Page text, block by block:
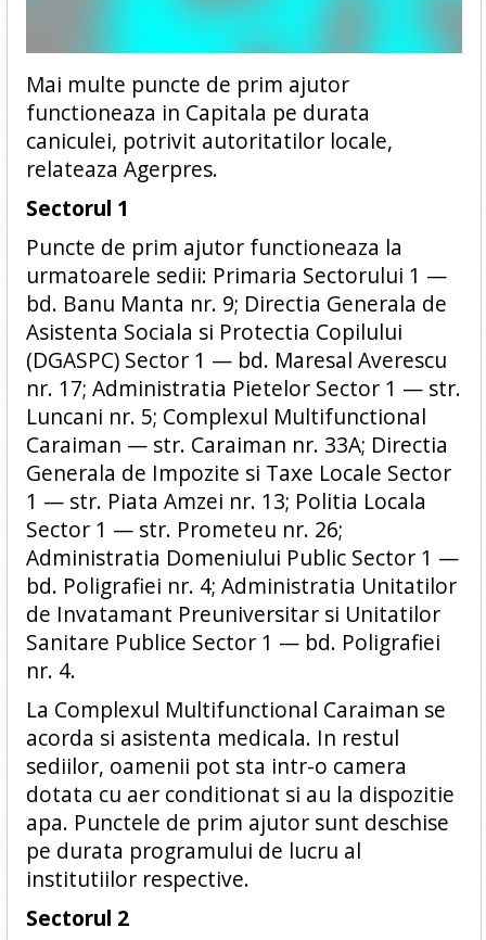
Mai multe puncte de prim ajutor
functioneaza in Capitala pe durata
caniculei, potrivit autoritatilor locale,
relateaza Agerpres.
Sectorul 1
Puncte de prim ajutor functioneaza la
urmatoarele sedii: Primaria Sectorului 1 —
bd. Banu Manta nr. 9; Directia Generala de
Asistenta Sociala si Protectia Copilului
(DGASPC) Sector 1 — bd. Maresal Averescu
nr. 17; Administratia Pietelor Sector 1 — str.
Luncani nr. 5; Complexul Multifunctional
Caraiman — str. Caraiman nr. 33A; Directia
Generala de Impozite si Taxe Locale Sector
1 — str. Piata Amzei nr. 13; Politia Locala
Sector 1 — str. Prometeu nr. 26;
Administratia Domeniului Public Sector 1 —
bd. Poligrafiei nr. 4; Administratia Unitatilor
de Invatamant Preuniversitar si Unitatilor
Sanitare Publice Sector 1 — bd. Poligrafiei
nr. 4.
La Complexul Multifunctional Caraiman se
acorda si asistenta medicala. In restul
sediilor, oamenii pot sta intr-o camera
dotata cu aer conditionat si au la dispozitie
apa. Punctele de prim ajutor sunt deschise
pe durata programului de lucru al
institutiilor respective.
Sectorul 2